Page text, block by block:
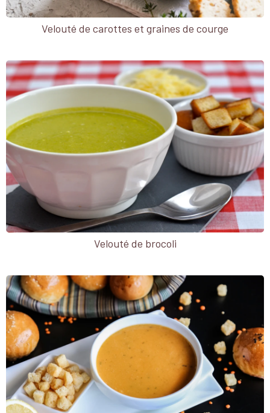
Velouté de carottes et graines de courge
Velouté de brocoli